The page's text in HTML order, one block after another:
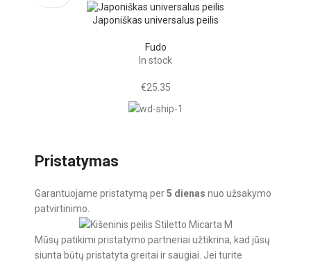
Japoniškas universalus peilis
Fudo
In stock
€25.35
Pristatymas
Garantuojame pristatymą per5 dienas nuo užsakymo
patvirtinimo.
Mūsų patikimi pristatymo partneriai užtikrina, kad jūsų
siunta būtų pristatyta greitai ir saugiai. Jei turite